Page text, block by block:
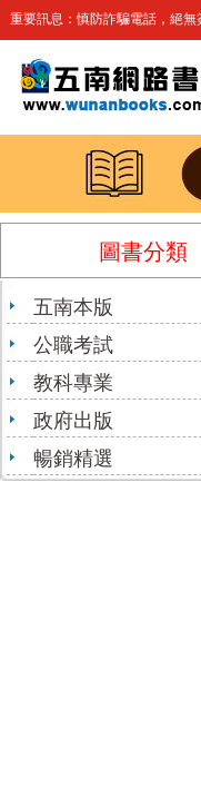
重要訊息：慎防詐騙電話，絕
圖書分類
五南本版
公職考試
教科專業
政府出版
暢銷精選